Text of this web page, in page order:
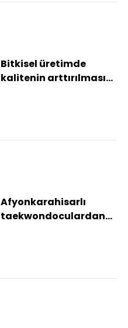
Bitkisel üretimde
kalitenin arttırılması
Afyonkarahisarlı
taekwondoculardan